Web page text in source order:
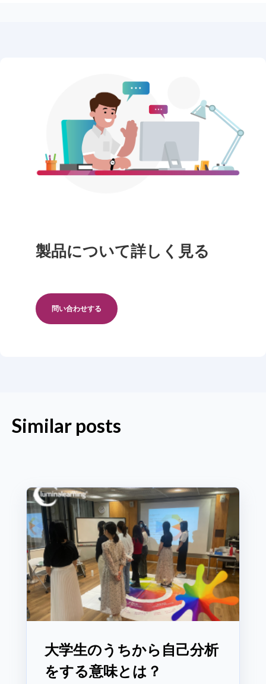
製品について詳しく見る
問い合わせする
Similar posts
大学生のうちから自己分析
をする意味とは？